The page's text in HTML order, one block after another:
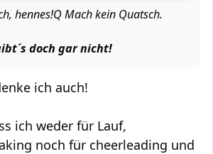
hennes!Q Mach kein Quatsch.
doch gar nicht!
ich auch!
ich weder für Lauf,
noch für cheerleading und